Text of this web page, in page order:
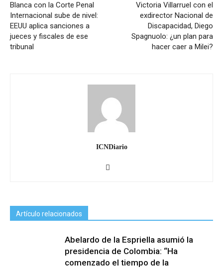
Blanca con la Corte Penal
Internacional sube de nivel:
EEUU aplica sanciones a
jueces y fiscales de ese
tribunal
Victoria Villarruel con el
exdirector Nacional de
Discapacidad, Diego
Spagnuolo: ¿un plan para
hacer caer a Milei?
ICNDiario
Artículo relacionados
Abelardo de la Espriella asumió la
presidencia de Colombia: “Ha
comenzado el tiempo de la